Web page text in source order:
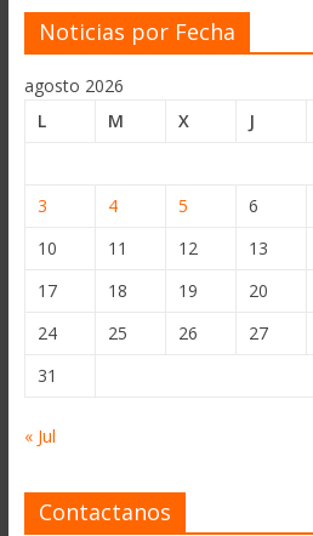
Noticias por Fecha
agosto 2026
L
M X J
3
4 5 6
10
11 12 13
17
18 19 20
24
25 26 27
31
« Jul
Contactanos